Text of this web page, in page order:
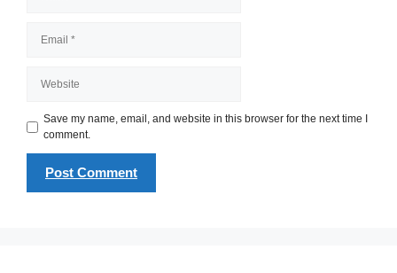
Save my name, email, and website in this browser for the next time I
comment.